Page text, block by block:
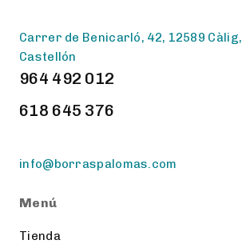
Carrer de Benicarló, 42, 12589 Càlig,
Castellón
964 492 012
618 645 376
info@borraspalomas.com
Menú
Tienda